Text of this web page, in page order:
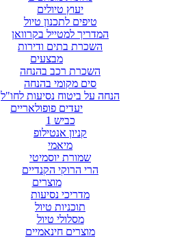
יעוץ טיולים
טיפים לתכנון טיול
המדריך למטייל בקרוואן
השכרת בתים ודירות
מבצעים
השכרת רכב בהנחה
סים מקומי בהנחה
הנחה על ביטוח נסיעות לחו"ל
יעדים פופולאריים
כביש 1
קניון אנטילופ
מיאמי
שמורת יוסמיטי
הרי הרוקי הקנדיים
מוצרים
מדריכי נסיעות
תוכניות טיול
מסלולי טיול
מוצרים חינאמיים